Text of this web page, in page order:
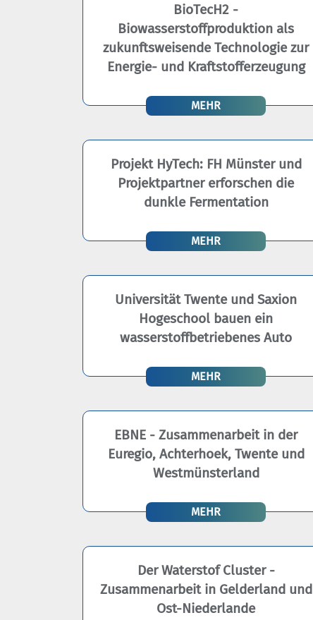
BioTecH2 -
Biowasserstoffproduktion als
zukunftsweisende Technologie zur
Energie- und Kraftstofferzeugung
MEHR
Projekt HyTech: FH Münster und
Projektpartner erforschen die
dunkle Fermentation
MEHR
Universität Twente und Saxion
Hogeschool bauen ein
wasserstoffbetriebenes Auto
MEHR
EBNE - Zusammenarbeit in der
Euregio, Achterhoek, Twente und
Westmünsterland
MEHR
Der Waterstof Cluster -
Zusammenarbeit in Gelderland und
Ost-Niederlande